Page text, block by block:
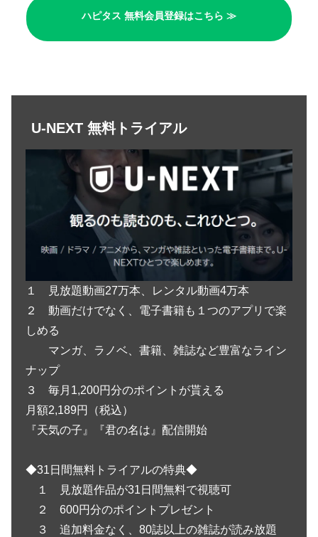
ハピタス 無料会員登録はこちら ≫
U-NEXT 無料トライアル
１ 見放題動画27万本、レンタル動画4万本
２ 動画だけでなく、電子書籍も１つのアプリで楽
しめる
マンガ、ラノベ、書籍、雑誌など豊富なライン
ナップ
３ 毎月1,200円分のポイントが貰える
月額2,189円（税込）
『天気の子』『君の名は』配信開始
◆31日間無料トライアルの特典◆
１ 見放題作品が31日間無料で視聴可
２ 600円分のポイントプレゼント
３ 追加料金なく、80誌以上の雑誌が読み放題